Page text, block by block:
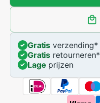
Gratis verzending*
Gratis retourneren*
Lage prijzen